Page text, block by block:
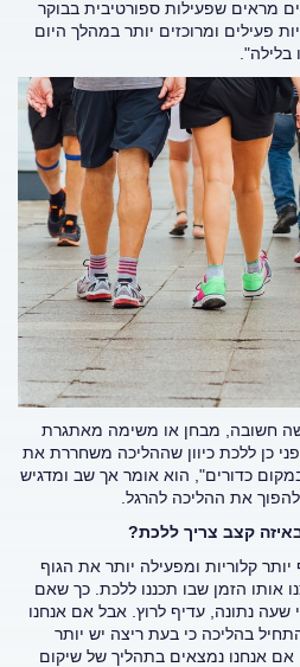
מראים שפעילות ספורטיבית בבוקר
פעילים ומרוכזים יותר במהלך היום
בלילה".
חשובה, מבחן או משימה מאתגרת
כן ללכת כיוון שההליכה משחררת את
כדורים", הוא אומר אך שב ומדגיש
את ההליכה להרגל.
קצב צריך ללכת?
קלוריות ומפעילה יותר את הגוף
אותו הזמן שבו תכננו ללכת. כך שאם
שעה נתונה, עדיף לרוץ. אבל אם אנחנו
בהליכה כי בעת ריצה יש יותר
אנחנו נמצאים בתהליך של שיקום